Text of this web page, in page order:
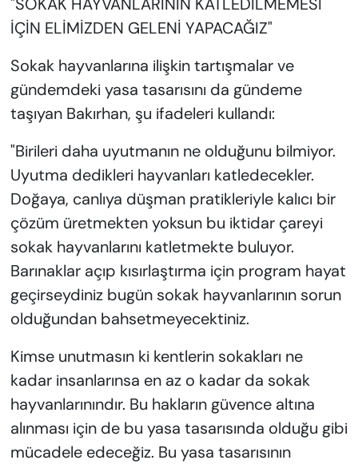
"SOKAK HAYVANLARININ KATLEDİLMEMESİ
İÇİN ELİMİZDEN GELENİ YAPACAĞIZ"
Sokak hayvanlarına ilişkin tartışmalar ve
gündemdeki yasa tasarısını da gündeme
taşıyan Bakırhan, şu ifadeleri kullandı:
"Birileri daha uyutmanın ne olduğunu bilmiyor.
Uyutma dedikleri hayvanları katledecekler.
Doğaya, canlıya düşman pratikleriyle kalıcı bir
çözüm üretmekten yoksun bu iktidar çareyi
sokak hayvanlarını katletmekte buluyor.
Barınaklar açıp kısırlaştırma için program hayat
geçirseydiniz bugün sokak hayvanlarının sorun
olduğundan bahsetmeyecektiniz.
Kimse unutmasın ki kentlerin sokakları ne
kadar insanlarınsa en az o kadar da sokak
hayvanlarınındır. Bu hakların güvence altına
alınması için de bu yasa tasarısında olduğu gibi
mücadele edeceğiz. Bu yasa tasarısının